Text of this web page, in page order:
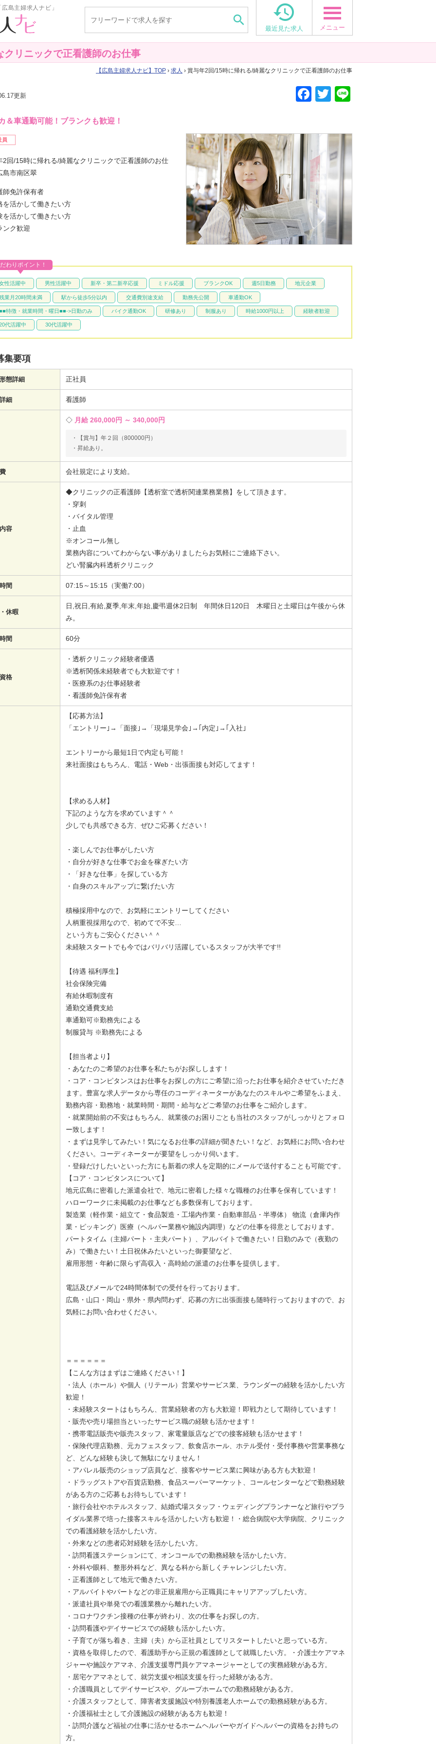
島主婦求人ナビ」
 
最近見た求人 メニュー
リニックで正看護師のお仕事
広島主婦求人ナビ TOP › 求人 › 賞与年2回/15時に帰れる/綺麗なクリニックで正看護師のお仕事
更新
＆車通勤可能！ブランクも歓迎！
員
F
b
o
o
k
T
er
2回/15時に帰れる/綺麗なクリニックで正看護師のお仕
市南区翠
師免許保有者
を活かして働きたい方
を活かして働きたい方
ク歓迎
性活躍中 男性活躍中 新卒・第二新卒応援 ミドル応援 ブランクOK 週5日勤務 地元企業
業月20時間未満 駅から徒歩5分以内 交通費別途支給 勤務先公開 車通勤OK
特徴・就業時間・曜日■■->日勤のみ バイク通勤OK 研修あり 制服あり 時給1000円以上 経験者歓迎
代活躍中 30代活躍中
わりポイント！
集要項
態詳細 正社員
細 看護師
月給 260,000円 ～ 340,000円
・【賞与】年２回（800000円）
・昇給あり。
会社規定により支給。
容
◆クリニックの正看護師【透析室で透析関連業務業務】をして頂きます。
・穿刺
・バイタル管理
・止血
※オンコール無し
業務内容についてわからない事がありましたらお気軽にご連絡下さい。
どい腎臓内科透析クリニック
間 07:15～15:15（実働7:00）
休暇
日,祝日,有給,夏季,年末,年始,慶弔週休2日制 年間休日120日 木曜日と土曜日は午後から休
み。
間 60分
格
・透析クリニック経験者優遇
※透析関係未経験者でも大歓迎です！
・医療系のお仕事経験者
・看護師免許保有者
【応募方法】
「エントリー｣→「面接｣→「現場見学会｣→｢内定｣→｢入社｣
エントリーから最短1日で内定も可能！
来社面接はもちろん、電話・Web・出張面接も対応してます！
【求める人材】
下記のような方を求めています＾＾
少しでも共感できる方、ぜひご応募ください！
・楽しんでお仕事がしたい方
・自分が好きな仕事でお金を稼ぎたい方
・「好きな仕事」を探している方
・自身のスキルアップに繋げたい方
積極採用中なので、お気軽にエントリーしてください
人柄重視採用なので、初めてで不安…
という方もご安心ください＾＾
未経験スタートでも今ではバリバリ活躍しているスタッフが大半です!!
【待遇 福利厚生】
社会保険完備
有給休暇制度有
通勤交通費支給
車通勤可※勤務先による
制服貸与 ※勤務先による
【担当者より】
・あなたのご希望のお仕事を私たちがお探しします！
・コア・コンピタンスはお仕事をお探しの方にご希望に沿ったお仕事を紹介させていただき
ます。豊富な求人データから専任のコーディネーターがあなたのスキルやご希望をふまえ、
勤務内容・勤務地・就業時間・期間・給与などご希望のお仕事をご紹介します。
・就業開始前の不安はもちろん、就業後のお困りごとも当社のスタッフがしっかりとフォロ
ー致します！
・まずは見学してみたい！気になるお仕事の詳細が聞きたい！など、お気軽にお問い合わせ
ください。コーディネーターが要望をしっかり伺います。
・登録だけしたいといった方にも新着の求人を定期的にメールで送付することも可能です。
【コア・コンピタンスについて】
地元広島に密着した派遣会社で、地元に密着した様々な職種のお仕事を保有しています！
ハローワークに未掲載のお仕事なども多数保有しております。
製造業（軽作業・組立て・食品製造・工場内作業・自動車部品・半導体） 物流（倉庫内作
業・ピッキング）医療（ヘルパー業務や施設内調理）などの仕事を得意としております。
パートタイム（主婦パート・主夫パート）、アルバイトで働きたい！日勤のみで（夜勤の
み）で働きたい！土日祝休みたいといった御要望など、
雇用形態・年齢に限らず高収入・高時給の派遣のお仕事を提供します。
電話及びメールで24時間体制での受付を行っております。
広島・山口・岡山・県外・県内問わず、応募の方に出張面接も随時行っておりますので、お
気軽にお問い合わせください。
＝＝＝＝＝＝
【こんな方はまずはご連絡ください！】
・法人（ホール）や個人（リテール）営業やサービス業、ラウンダーの経験を活かしたい方
歓迎！
・未経験スタートはもちろん、営業経験者の方も大歓迎！即戦力として期待しています！
・販売や売り場担当といったサービス職の経験も活かせます！
・携帯電話販売や販売スタッフ、家電量販店などでの接客経験も活かせます！
・保険代理店勤務、元カフェスタッフ、飲食店ホール、ホテル受付・受付事務や営業事務な
ど、どんな経験も決して無駄になりません！
・アパレル販売のショップ店員など、接客やサービス業に興味がある方も大歓迎！
・ドラッグストアや百貨店勤務、食品スーパーマーケット、コールセンターなどで勤務経験
がある方のご応募もお待ちしています！
・旅行会社やホテルスタッフ、結婚式場スタッフ・ウェディングプランナーなど旅行やブラ
イダル業界で培った接客スキルを活かしたい方も歓迎！・総合病院や大学病院、クリニック
での看護経験を活かしたい方。
・外来などの患者応対経験を活かしたい方。
・訪問看護ステーションにて、オンコールでの勤務経験を活かしたい方。
・外科や眼科、整形外科など、異なる科から新しくチャレンジしたい方。
・正看護師として地元で働きたい方。
・アルバイトやパートなどの非正規雇用から正職員にキャリアアップしたい方。
・派遣社員や単発での看護業務から離れたい方。
・コロナワクチン接種の仕事が終わり、次の仕事をお探しの方。
・訪問看護やデイサービスでの経験も活かしたい方。
・子育てが落ち着き、主婦（夫）から正社員としてリスタートしたいと思っている方。
・資格を取得したので、看護助手から正規の看護師として就職したい方。・介護士ケアマネ
ジャーや施設ケアマネ、介護支援専門員ケアマネージャーとしての実務経験がある方。
・居宅ケアマネとして、就労支援や相談支援を行った経験がある方。
・介護職員としてデイサービスや、グループホームでの勤務経験がある方。
・介護スタッフとして、障害者支援施設や特別養護老人ホームでの勤務経験がある方。
・介護福祉士として介護施設の経験がある方も歓迎！
・訪問介護など福祉の仕事に活かせるホームヘルパーやガイドヘルパーの資格をお持ちの
方。